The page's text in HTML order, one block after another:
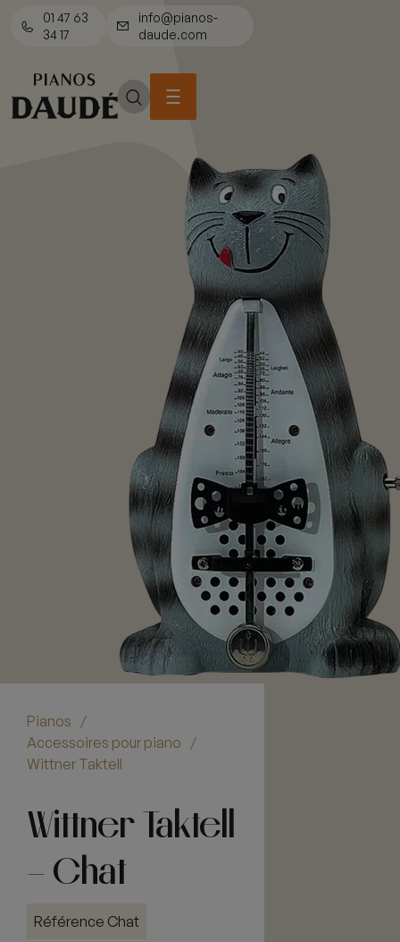
01 47 63
34 17
info@pianos-
daude.com
Pianos /
Accessoires pour piano /
Wittner Taktell
Wittner Taktell
– Chat
Référence Chat